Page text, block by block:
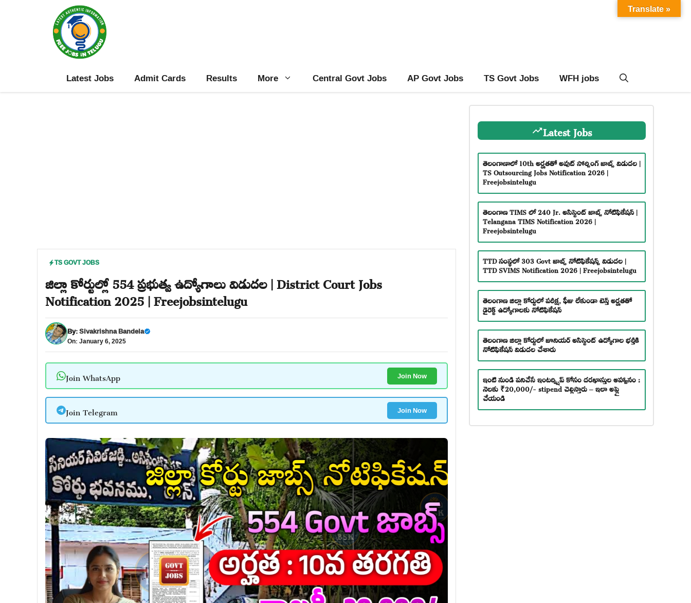
Latest Jobs Admit Cards Results More Central Govt Jobs AP Govt Jobs TS Govt Jobs WFH jobs
TS GOVT JOBS
జిల్లా కోర్టుల్లో 554 ప్రభుత్వ ఉద్యోగాలు విడుదల | District Court Jobs
Notification 2025 | Freejobsintelugu
By:Sivakrishna Bandela
On: January 6, 2025
Join WhatsApp Join Now
Join Telegram Join Now
Latest Jobs
తెలంగాణాలో 10th అర్హతతో అవుట్ సోర్సింగ్ జాబ్స్ విడుదల |
TS Outsourcing Jobs Notification 2026 |
Freejobsintelugu
తెలంగాణ TIMS లో 240 Jr. అసిస్టెంట్ జాబ్స్ నోటిఫికేషన్ |
Telangana TIMS Notification 2026 |
Freejobsintelugu
TTD సంస్థలో 303 Govt జాబ్స్ నోటిఫికేషన్స్ విడుదల |
TTD SVIMS Notification 2026 | Freejobsintelugu
తెలంగాణ జిల్లా కోర్టులో పరీక్ష, ఫీజు లేకుండా టెన్త్ అర్హతతో
డైరెక్ట్ ఉద్యోగాలకు నోటిఫికేషన్
తెలంగాణ జిల్లా కోర్టులో జూనియర్ అసిస్టెంట్ ఉద్యోగాల భర్తీకి
నోటిఫికేషన్ విడుదల చేశారు
ఇంటి నుండి పనిచేసే ఇంటర్న్షిప్ కోసం దరఖాస్తుల ఆహ్వానం :
నెలకు ₹20,000/- stipend చెల్లిస్తారు – ఇలా అప్లై
చేయండి
Translate »